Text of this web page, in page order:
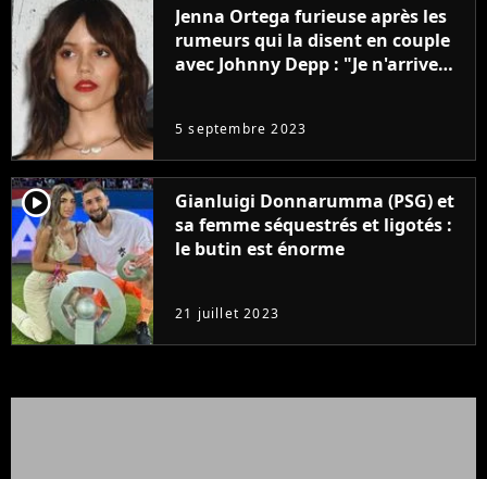
Jenna Ortega furieuse après les
rumeurs qui la disent en couple
avec Johnny Depp : "Je n'arrive
5 septembre 2023
player2
Gianluigi Donnarumma (PSG) et
sa femme séquestrés et ligotés :
le butin est énorme
21 juillet 2023